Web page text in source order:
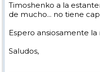
Timoshenko a la
de mucho... no tiene
Espero ansiosamente
Saludos,